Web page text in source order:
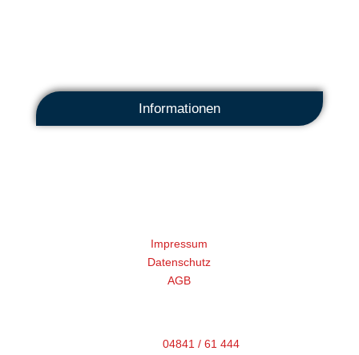
Informationen
Impressum
Datenschutz
AGB
04841 / 61 444